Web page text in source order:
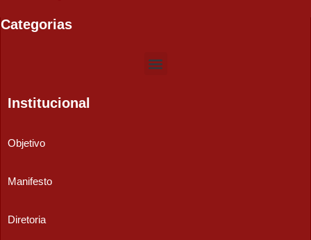
Categorias
Institucional
Objetivo
Manifesto
Diretoria